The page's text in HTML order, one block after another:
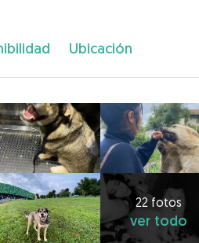
Ubicación
22 fotos
ver todo